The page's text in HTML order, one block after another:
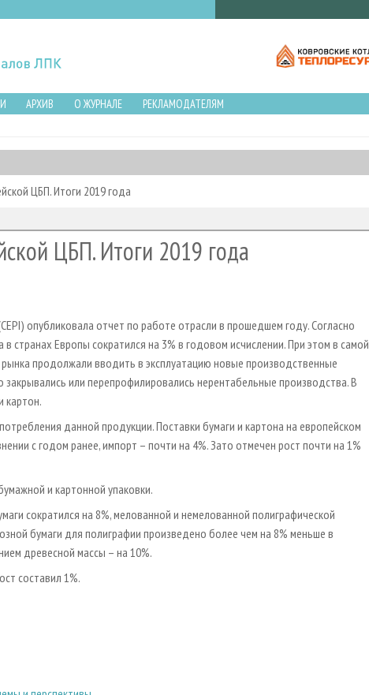
АРХИВ О ЖУРНАЛЕ
РЕКЛАМОДАТЕЛЯМ
ЦБП. Итоги 2019 года
ЦБП. Итоги 2019 года
опубликовала отчет по работе отрасли в прошедшем году. Согласно
странах Европы сократился на 3% в годовом исчислении. При этом в самой
продолжали вводить в эксплуатацию новые производственные
или перепрофилировались нерентабельные производства. В
картон.
данной продукции. Поставки бумаги и картона на европейском
с годом ранее, импорт – почти на 4%. Зато отмечен рост почти на 1%
и картонной упаковки.
сократился на 8%, мелованной и немелованной полиграфической
бумаги для полиграфии произведено более чем на 8% меньше в
древесной массы – на 10%.
составил 1%.